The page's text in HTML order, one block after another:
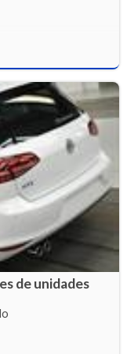
de unidades